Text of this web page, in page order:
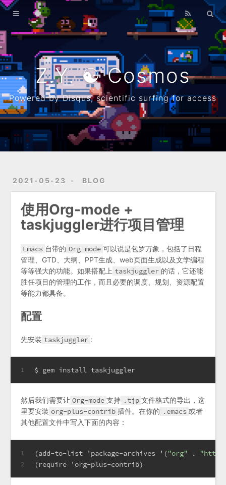
Z.Y. ☯ Cosmos
Powered by Disqus, scientific surfing for access
2021-05-23 BLOG
使用Org-mode +
taskjuggler进行项目管理
Emacs 自带的 Org-mode 可以说是包罗万象，包括了日程
管理、GTD、大纲、PPT生成、web页面生成以及文学编程
等等强大的功能。如果搭配上 taskjuggler 的话，它还能
胜任项目的管理的工作，而且必要的调度、规划、资源配置
等能力都具备。
配置
先安装 taskjuggler :
1 $ gem install taskjuggler
然后我们需要让 Org-mode 支持 .tjp 文件格式的导出，这
里要安装 org-plus-contrib 插件。在你的 .emacs 或者
其他配置文件中写入下面的内容：
1
2
(add-to-list 'package-archives '("org" .
(require 'org-plus-contrib)
Home
Archives
λ
Resume
Github